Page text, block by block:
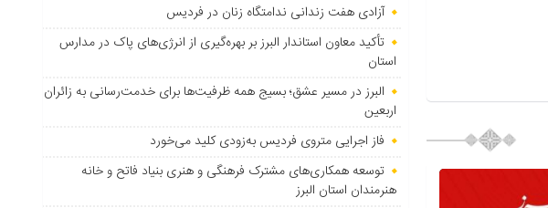
آزادی هفت زندانی ندامتگاه زنان در فردیس
تأکید معاون استاندار البرز بر بهره‌گیری از انرژی‌های پاک در مدارس
استان
البرز در مسیر عشق؛ بسیج همه ظرفیت‌ها برای خدمت‌رسانی به زائران
اربعین
فاز اجرایی متروی فردیس به‌زودی کلید می‌خورد
توسعه همکاری‌های مشترک فرهنگی و هنری بنیاد فاتح و خانه
هنرمندان استان البرز